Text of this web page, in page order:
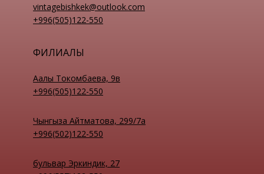
ФИЛИАЛЫ
Аалы Токомбаева, 9в
+996(505)122-550
Чынгыза Айтматова, 299/7а
+996(502)122-550
бульвар Эркиндик, 27
vintagebishkek@outlook.com
+996(505)122-550